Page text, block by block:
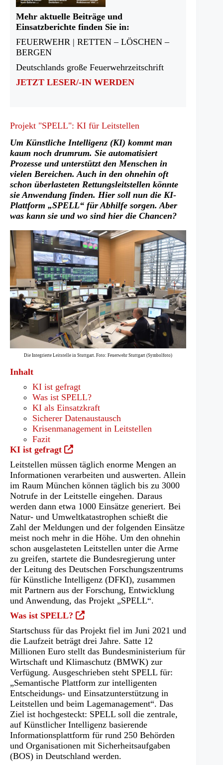
Mehr aktuelle Beiträge und
Einsatzberichte finden Sie in:
FEUERWEHR | RETTEN – LÖSCHEN –
BERGEN
Deutschlands große Feuerwehrzeitschrift
JETZT LESER/-IN WERDEN
Projekt "SPELL": KI für Leitstellen
Um Künstliche Intelligenz (KI) kommt man
kaum noch drumrum. Sie automatisiert
Prozesse und unterstützt den Menschen in
vielen Bereichen. Auch in den ohnehin oft
schon überlasteten Rettungsleitstellen könnte
sie Anwendung finden. Hier soll nun die KI-
Plattform „SPELL“ für Abhilfe sorgen. Aber
was kann sie und wo sind hier die Chancen?
Die Integrierte Leitstelle in Stuttgart. Foto: Feuerwehr Stuttgart (Symbolfoto)
Inhalt
KI ist gefragt
Was ist SPELL?
KI als Einsatzkraft
Sicherer Datenaustausch
Krisenmanagement in Leitstellen
Fazit
KI ist gefragt(Öffnet
einem
neuen
Tab)
Leitstellen müssen täglich enorme Mengen an
Informationen verarbeiten und auswerten. Allein
im Raum München können täglich bis zu 3000
Notrufe in der Leitstelle eingehen. Daraus
werden dann etwa 1000 Einsätze generiert. Bei
Natur- und Umweltkatastrophen schießt die
Zahl der Meldungen und der folgenden Einsätze
meist noch mehr in die Höhe. Um den ohnehin
schon ausgelasteten Leitstellen unter die Arme
zu greifen, startete die Bundesregierung unter
der Leitung des Deutschen Forschungszentrums
für Künstliche Intelligenz (DFKI), zusammen
mit Partnern aus der Forschung, Entwicklung
und Anwendung, das Projekt „SPELL“.
Was ist SPELL? (Öffnet
einem
neuen
Tab)
Startschuss für das Projekt fiel im Juni 2021 und
die Laufzeit beträgt drei Jahre. Satte 12
Millionen Euro stellt das Bundesministerium für
Wirtschaft und Klimaschutz (BMWK) zur
Verfügung. Ausgeschrieben steht SPELL für:
„Semantische Plattform zur intelligenten
Entscheidungs- und Einsatzunterstützung in
Leitstellen und beim Lagemanagement“. Das
Ziel ist hochgesteckt: SPELL soll die zentrale,
auf Künstlicher Intelligenz basierende
Informationsplattform für rund 250 Behörden
und Organisationen mit Sicherheitsaufgaben
(BOS) in Deutschland werden.